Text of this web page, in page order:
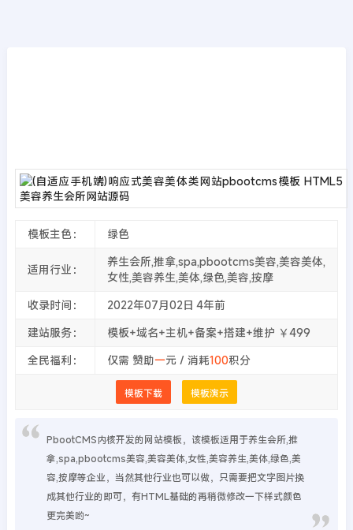
模板主色： 绿色
适用行业：
养生会所,推拿,spa,pbootcms美容,美容美体,
女性,美容养生,美体,绿色,美容,按摩
收录时间：
2022年07月02日 4年前
建站服务：
模板+域名+主机+备案+搭建+维护 ￥499
全民福利：
仅需 赞助一元 / 消耗100积分
模板下载 模板演示
PbootCMS内核开发的网站模板，该模板适用于养生会所,推
拿,spa,pbootcms美容,美容美体,女性,美容养生,美体,绿色,美
容,按摩等企业，当然其他行业也可以做，只需要把文字图片换
成其他行业的即可，有HTML基础的再稍微修改一下样式颜色
更完美哟~